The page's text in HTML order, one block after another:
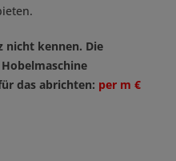
nicht kennen. Die
das abrichten: per m €